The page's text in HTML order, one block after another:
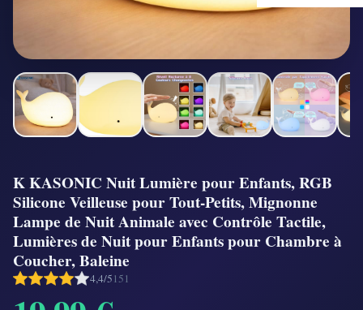
K KASONIC Nuit Lumière pour Enfants, RGB
Silicone Veilleuse pour Tout-Petits, Mignonne
Lampe de Nuit Animale avec Contrôle Tactile,
Lumières de Nuit pour Enfants pour Chambre à
Coucher, Baleine
4,4/5151